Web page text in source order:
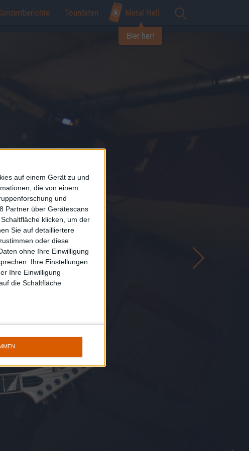
auf einem Gerät zu und
die von einem
und
Partner über Gerätescans
klicken, um der
Sie auf detailliertere
oder diese
ohne Ihre Einwilligung
Ihre Einstellungen
Ihre Einwilligung
die Schaltfläche
Tourdaten Metal Hell
Bier her!